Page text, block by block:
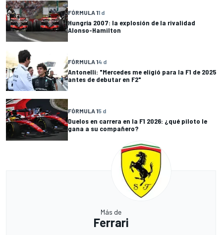
FÓRMULA 11 d
Hungría 2007: la explosión de la rivalidad
Alonso-Hamilton
FÓRMULA 14 d
Antonelli: "Mercedes me eligió para la F1 de 2025
antes de debutar en F2"
FÓRMULA 15 d
Duelos en carrera en la F1 2026: ¿qué piloto le
gana a su compañero?
Más de
Ferrari